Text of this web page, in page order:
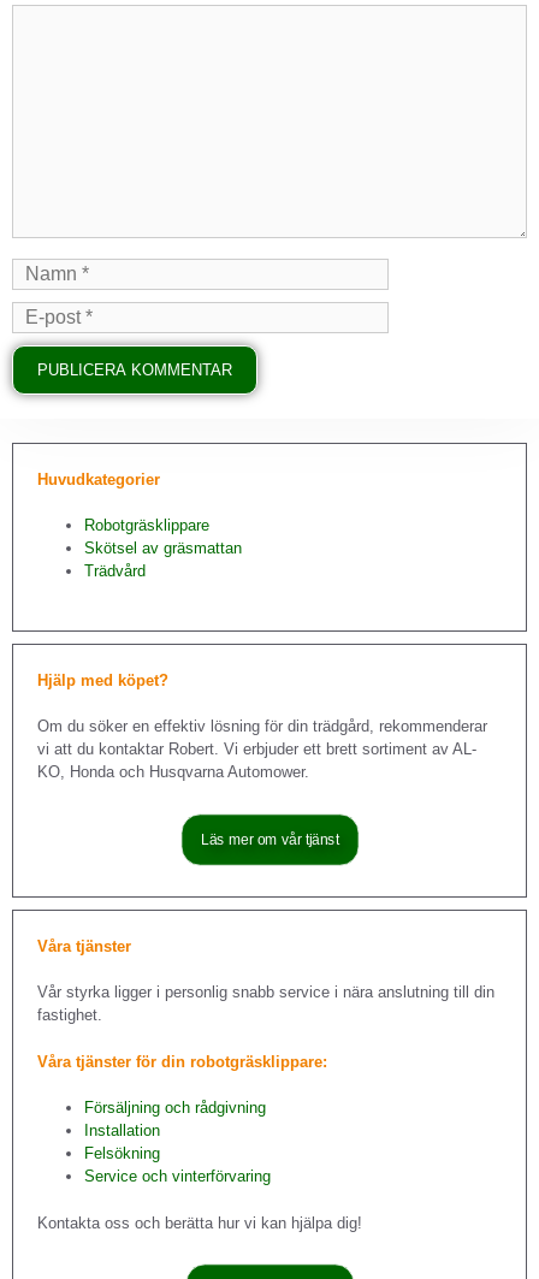
Huvudkategorier
Robotgräsklippare
Skötsel av gräsmattan
Trädvård
Hjälp med köpet?
Om du söker en effektiv lösning för din trädgård, rekommenderar
vi att du kontaktar Robert. Vi erbjuder ett brett sortiment av AL-
KO, Honda och Husqvarna Automower.
Läs mer om vår tjänst
Våra tjänster
Vår styrka ligger i personlig snabb service i nära anslutning till din
fastighet.
Våra tjänster för din robotgräsklippare:
Försäljning och rådgivning
Installation
Felsökning
Service och vinterförvaring
Kontakta oss och berätta hur vi kan hjälpa dig!